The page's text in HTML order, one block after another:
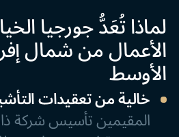
لماذا تُعَدُّ جورجيا
الأعمال من شمال
الأوسط
خالية من تعقيدات
المقيمين تأسيس شركة